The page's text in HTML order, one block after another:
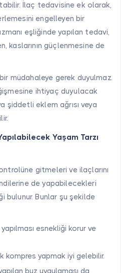
İlaç tedavisine ek olarak,
engelleyen bir
eşliğinde yapılan tedavi,
kaslarının güçlenmesine de
müdahaleye gerek duyulmaz.
ihtiyaç duyulacak
şiddetli eklem ağrısı veya
Yaşam Tarzı
gitmeleri ve ilaçlarını
de yapabilecekleri
bulunur. Bunlar şu şekilde
esnekliği korur ve
kompres yapmak iyi gelebilir.
buz uygulaması da